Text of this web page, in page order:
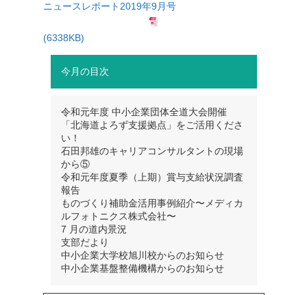
ニュースレポート2019年9月号
(6338KB)
今月の目次
令和元年度 中小企業団体全道大会開催
「北海道よろず支援拠点」をご活用くださ
い！
石田邦雄のキャリアコンサルタントの現場
から⑤
令和元年度夏季（上期）賞与支給状況調査
報告
ものづくり補助金活用事例紹介〜メディカ
ルフォトニクス株式会社〜
7 月の道内景況
支部だより
中小企業大学校旭川校からのお知らせ
中小企業基盤整備機構からのお知らせ